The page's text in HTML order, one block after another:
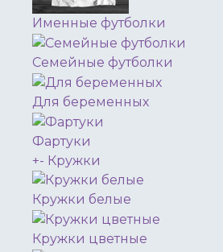
Именные футболки
Семейные футболки
Для беременных
Фартуки
+- Кружки
Кружки белые
Кружки цветные